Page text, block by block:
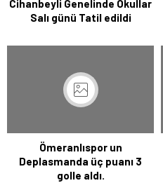
Cihanbeyli Genelinde Okullar
Salı günü Tatil edildi
Ömeranlıspor un
Deplasmanda üç puanı 3
golle aldı.